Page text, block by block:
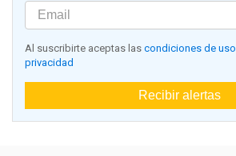
Al suscribirte aceptas las condiciones de uso
privacidad
Recibir alertas